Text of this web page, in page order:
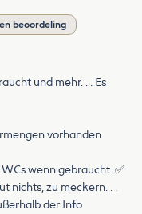
beoordeling
und mehr. . . Es
vorhanden.
wenn gebraucht. ✅
nichts, zu meckern. . .
der Info